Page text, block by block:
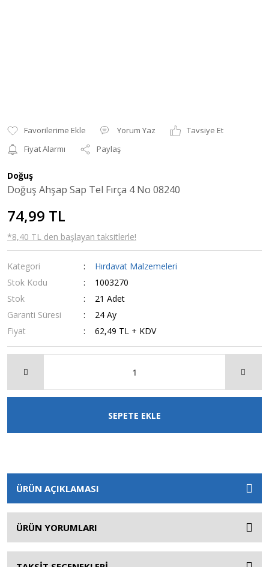
Yorum Yaz
Tavsiye Et
Fiyat Alarmı
Paylaş
Doğuş
Doğuş Ahşap Sap Tel Fırça 4 No 08240
74,99 TL
*8,40 TL den başlayan taksitlerle!
Kategori
Hırdavat Malzemeleri
Stok Kodu
1003270
Stok
21 Adet
Garanti Süresi
24 Ay
Fiyat
62,49 TL + KDV
SEPETE EKLE
ÜRÜN AÇIKLAMASI
ÜRÜN YORUMLARI